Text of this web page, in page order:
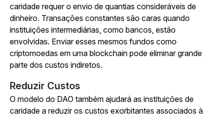
caridade requer o envio de quantias consideráveis de
dinheiro. Transações constantes são caras quando
instituições intermediárias, como bancos, estão
envolvidas. Enviar esses mesmos fundos como
criptomoedas em uma blockchain pode eliminar grande
parte dos custos indiretos.
Reduzir Custos
O modelo do DAO também ajudará as instituições de
caridade a reduzir os custos exorbitantes associados à